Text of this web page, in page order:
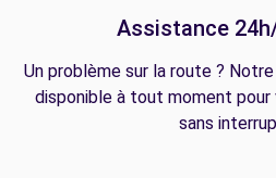
Assistance
Un problème sur la route ?
disponible à tout moment pour
sans